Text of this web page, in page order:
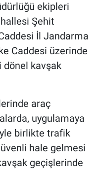
ekipleri
Şehit
İl Jandarma
Caddesi üzerinde
dönel kavşak
araç
uygulamaya
birlikte trafik
hale gelmesi
geçişlerinde